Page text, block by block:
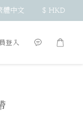
體中文 $ HKD
登入